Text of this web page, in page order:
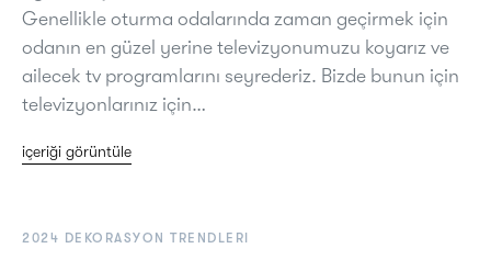
Genellikle oturma odalarında zaman geçirmek için
odanın en güzel yerine televizyonumuzu koyarız ve
ailecek tv programlarını seyrederiz. Bizde bunun için
televizyonlarınız için…
içeriği görüntüle
2024 DEKORASYON TRENDLERI